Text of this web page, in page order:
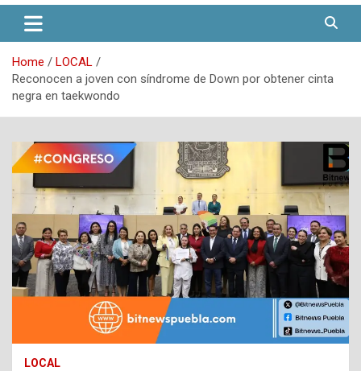
Home
LOCAL
Reconocen a joven con síndrome de Down por obtener cinta
negra en taekwondo
LOCAL